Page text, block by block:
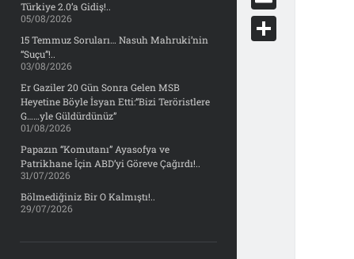
Türkiye 2.0’a Gidiş!..
05/08/2026
15 Temmuz Soruları… Nasuh Mahruki’nin
“Suçu”!..
03/08/2026
Er Gaziler 20 Gün Sonra Gelen MSB
Heyetine Böyle İsyan Etti:“Bizi Teröristlere
G……yle Güldürdünüz”
01/08/2026
Papazın “Komutanı” Ayasofya ve
Patrikhane İçin ABD’yi Göreve Çağırdı!..
31/07/2026
Bölmediğiniz Bir O Kalmıştı!..
29/07/2026
y
db
d
d
o
c
E